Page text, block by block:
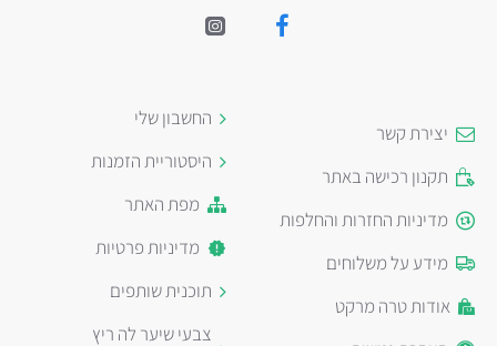
יצירת קשר
תקנון רכישה באתר
מדיניות החזרות והחלפות
מידע על משלוחים
אודות טרה מרקט
החשבון שלי
היסטוריית הזמנות
מפת האתר
מדיניות פרטיות
תוכנית שותפים
צבעי שיער לה ריץ